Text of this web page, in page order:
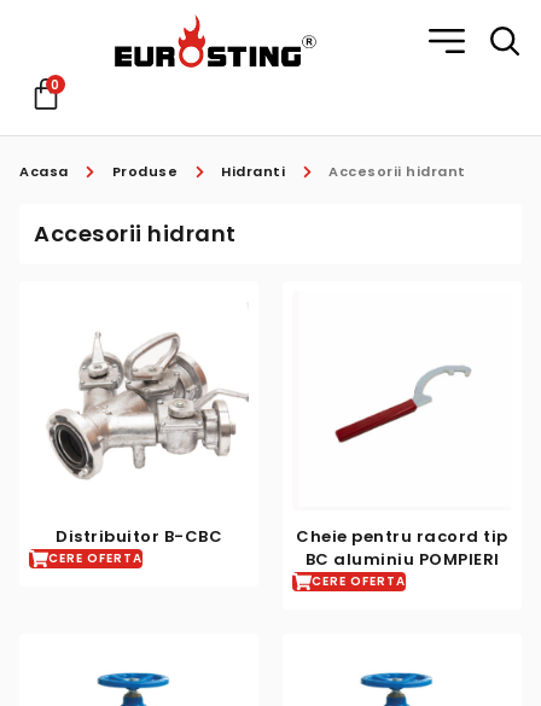
0
Acasa Produse Hidranti Accesorii hidrant
Accesorii hidrant
Distribuitor B-CBC
CERE OFERTA
Cheie pentru racord tip
BC aluminiu POMPIERI
CERE OFERTA